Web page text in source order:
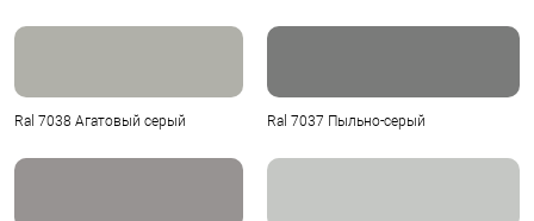
Ral 7038 Агатовый серый Ral 7037 Пыльно-серый